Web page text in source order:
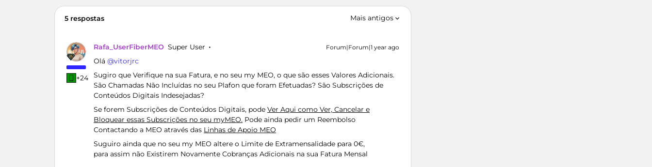
5 respostas Mais antigos
+24
Rafa_UserFiberMEO Super User Forum|Forum|1 year ago
Olá ​ @vitorjrc
Sugiro que Verifique na sua Fatura, e no seu my MEO, o que são esses Valores Adicionais.
São Chamadas Não Incluídas no seu Plafon que foram Efetuadas? São Subscrições de
Conteúdos Digitais Indesejadas?
Se forem Subscrições de Conteúdos Digitais, pode Ver Aqui como Ver, Cancelar e
Bloquear essas Subscrições no seu myMEO. Pode ainda pedir um Reembolso
Contactando a MEO através das Linhas de Apoio MEO
Suguiro ainda que no seu my MEO altere o Limite de Extramensalidade para 0€,
para assim não Existirem Novamente Cobranças Adicionais na sua Fatura Mensal